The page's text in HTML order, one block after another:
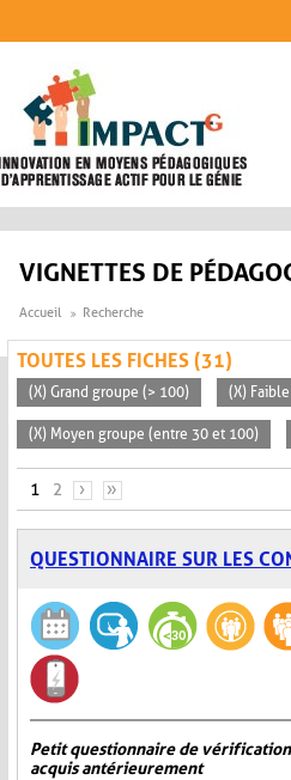
VIGNETTES DE
Accueil Recherche
TOUTES LES FICHES (31)
(X) Grand groupe (> 100) (X) Faible
(X) Moyen groupe (entre 30 et 100)
PAGES
1 2 › »
QUESTIONNAIRE SUR LES
Petit questionnaire de vérification
acquis antérieurement